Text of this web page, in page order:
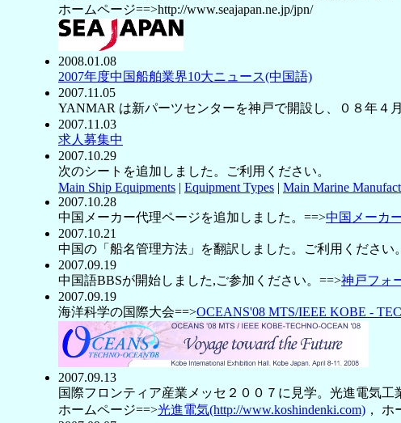
ホームページ==>http://www.seajapan.ne.jp/jpn/
2008.01.08
2007年度中国船舶業界10大ニュース(中国語)
2007.11.05
YANMAR は新パーツセンターを神戸で開設し、０８年４
2007.11.03
求人募集中
2007.10.29
次のシートを追加しました。ご利用ください。
Main Ship Equipments | Equipment Types | Main Marine
2007.10.28
中国メーカー代理ページを追加しました。==>中国メーカ
2007.10.21
中国の「船名管理方法」を翻訳しました。ご利用ください
2007.09.19
中国語BBSが開始しました,ご参加ください。==>神戸フォ
2007.09.19
海洋科学の国際大会==>OCEANS'08 MTS/IEEE KOBE -
2007.09.13
国際フロンティア産業メッセ２００７に見学。光進電気工
ホームページ==>光進電気(http://www.koshindenki.com) ，